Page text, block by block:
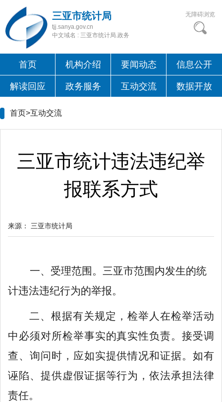
三亚市统计局
tjj.sanya.gov.cn
中文域名 : 三亚市统计局.政务
无障碍浏览
首页 机构介绍 要闻动态 信息公开
解读回应 政务服务 互动交流 数据开放
首页>互动交流
三亚市统计违法违纪举
报联系方式
来源： 三亚市统计局
一、受理范围。三亚市范围内发生的统
计违法违纪行为的举报。
二、根据有关规定，检举人在检举活动
中必须对所检举事实的真实性负责。接受调
查、询问时，应如实提供情况和证据。如有
诬陷、提供虚假证据等行为，依法承担法律
责任。